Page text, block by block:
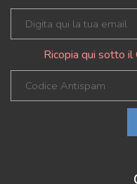
Ricopia qui sotto il